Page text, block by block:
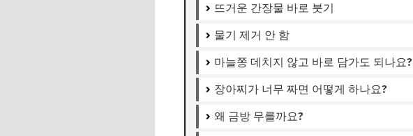
뜨거운 간장물 바로 붓기
물기 제거 안 함
마늘쫑 데치지 않고 바로 담가도 되나요?
장아찌가 너무 짜면 어떻게 하나요?
왜 금방 무를까요?